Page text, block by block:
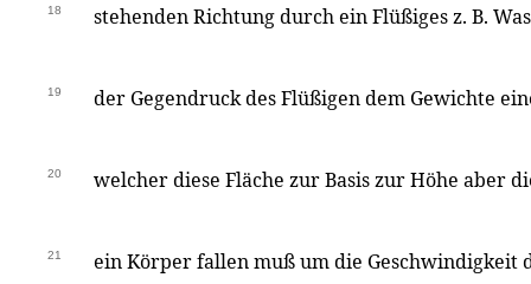
18 stehenden Richtung durch ein Flüßiges z. B.
19 der Gegendruck des Flüßigen dem Gewichte
20 welcher diese Fläche zur Basis zur Höhe aber
21 ein Körper fallen muß um die Geschwindigkeit